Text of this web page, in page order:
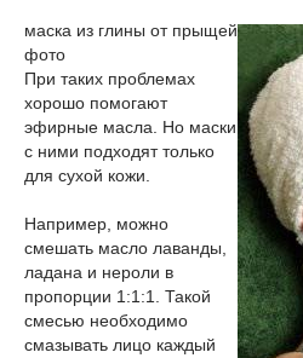
маска из глины от прыщей
фото
При таких проблемах
хорошо помогают
эфирные масла. Но маски
с ними подходят только
для сухой кожи.
Например, можно
смешать масло лаванды,
ладана и нероли в
пропорции 1:1:1. Такой
смесью необходимо
смазывать лицо каждый